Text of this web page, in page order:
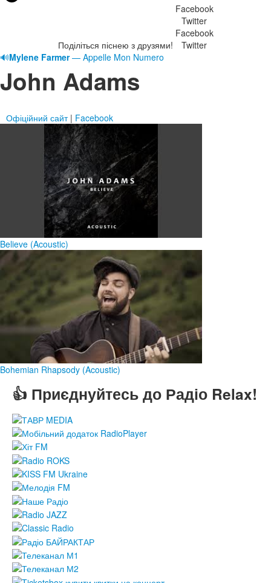
Поділіться піснею з друзями!
Facebook
Twitter
Facebook
Twitter
🔊Mylene Farmer— Appelle Mon Numero
John Adams
Офіційний сайт| Facebook
Believe (Acoustic)
Bohemian Rhapsody (Acoustic)
👍 Приєднуйтесь до Радіо Relax!